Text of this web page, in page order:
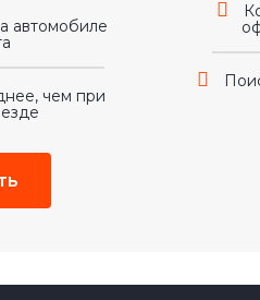
автомобиле
чем при